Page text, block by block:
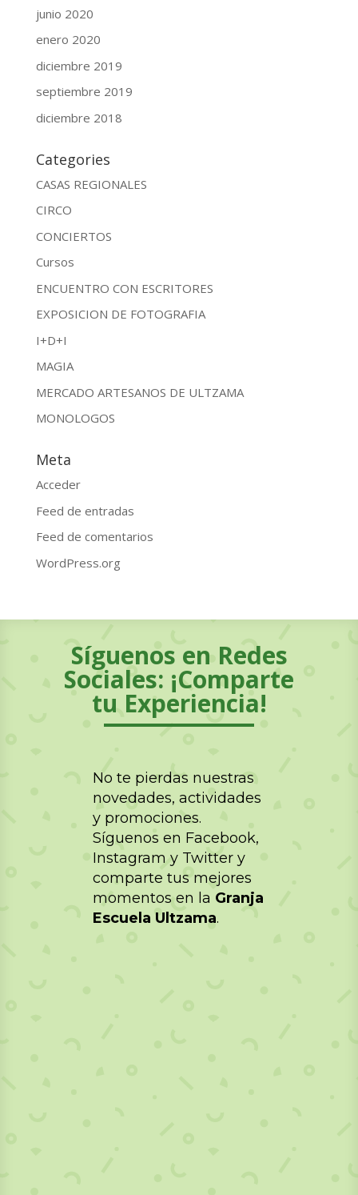
junio 2020
enero 2020
diciembre 2019
septiembre 2019
diciembre 2018
Categories
CASAS REGIONALES
CIRCO
CONCIERTOS
Cursos
ENCUENTRO CON ESCRITORES
EXPOSICION DE FOTOGRAFIA
I+D+I
MAGIA
MERCADO ARTESANOS DE ULTZAMA
MONOLOGOS
Meta
Acceder
Feed de entradas
Feed de comentarios
WordPress.org
Síguenos en Redes
Sociales: ¡Comparte
tu Experiencia!
No te pierdas nuestras
novedades, actividades
y promociones.
Síguenos en Facebook,
Instagram y Twitter y
comparte tus mejores
momentos en la Granja
Escuela Ultzama.